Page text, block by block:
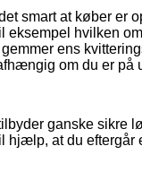
smart at køber er
eksempel hvilken
ens
om du er på
ganske sikre
hjælp, at du eftergår